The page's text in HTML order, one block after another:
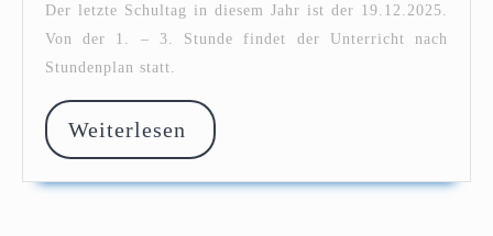
Der letzte Schultag in diesem Jahr ist der 19.12.2025.
Von der 1. – 3. Stunde findet der Unterricht nach
Stundenplan statt.
Weiterlesen Weiterlesen